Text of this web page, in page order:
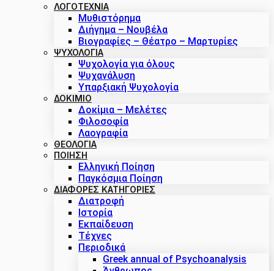
ΛΟΓΟΤΕΧΝΙΑ
Μυθιστόρημα
Διήγημα – Νουβέλα
Βιογραφίες – Θέατρο – Μαρτυρίες
ΨΥΧΟΛΟΓΙΑ
Ψυχολογία για όλους
Ψυχανάλυση
Υπαρξιακή Ψυχολογία
ΔΟΚΊΜΙΟ
Δοκίμια – Μελέτες
Φιλοσοφία
Λαογραφία
ΘΕΟΛΟΓΙΑ
ΠΟΙΗΣΗ
Ελληνική Ποίηση
Παγκόσμια Ποίηση
ΔΙΑΦΟΡΕΣ ΚΑΤΗΓΟΡΙΕΣ
Διατροφή
Ιστορία
Εκπαίδευση
Τέχνες
Περιοδικά
Greek annual of Psychoanalysis